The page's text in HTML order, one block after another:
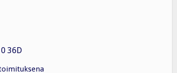
36D